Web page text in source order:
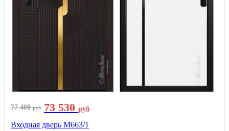
77 400руб 73 530 руб
Входная дверь М663/1